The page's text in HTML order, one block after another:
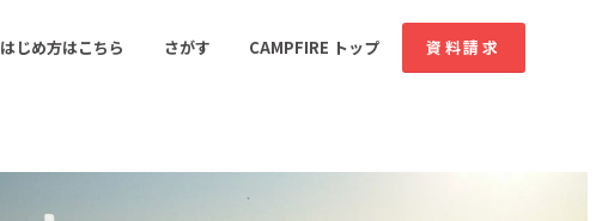
はじめ方はこちら さがす CAMPFIRE トップ 資料請求
人気のコミュニティ